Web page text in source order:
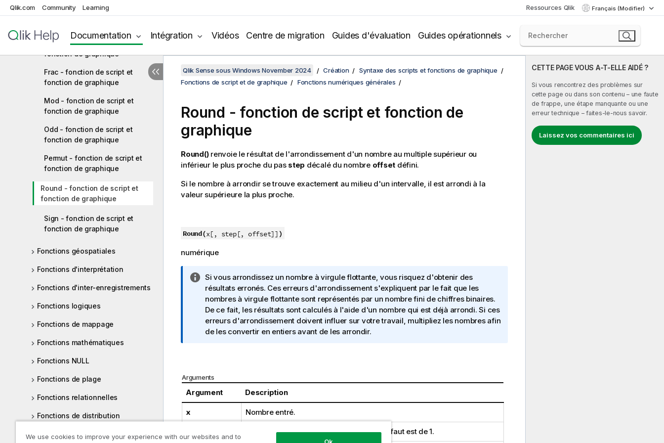
Qlik.com Community Learning Ressources Qlik Français (Modifier)
Documentation Intégration Vidéos Centre de migration Guides d'évaluation Guides opérationnels
Floor - fonction de script et
Fmod - fonction de script et
fonction de graphique
Frac - fonction de script et
fonction de graphique
Mod - fonction de script et
fonction de graphique
Odd - fonction de script et
fonction de graphique
Permut - fonction de script et
fonction de graphique
Round - fonction de script et
fonction de graphique
Sign - fonction de script et
fonction de graphique
Fonctions géospatiales
Fonctions d'interprétation
Fonctions d'inter-enregistrements
Fonctions logiques
Fonctions de mappage
Fonctions mathématiques
Fonctions NULL
Fonctions de plage
Fonctions relationnelles
Fonctions de distribution
CETTE PAGE VOUS A-T-ELLE AIDÉ ?
Si vous rencontrez des problèmes sur
cette page ou dans son contenu – une faute
de frappe, une étape manquante ou une
erreur technique – faites-le-nous savoir.
Laissez vos commentaires ici
Qlik Sense sous Windows November 2024 Création
Syntaxe des scripts et fonctions de graphique
Fonctions de script et de graphique
Fonctions numériques générales
Round - fonction de script et fonction de
graphique
Round()renvoie le résultat de l'arrondissement d'un nombre au multiple supérieur ou
inférieur le plus proche du pas step décalé du nombre offset défini.
Si le nombre à arrondir se trouve exactement au milieu d'un intervalle, il est arrondi à la
valeur supérieure la plus proche.
Round(x[, step[, offset]] )
numérique
N
o
t
e
I
n
m
a
t
o
s
Si vous arrondissez un nombre à virgule flottante, vous risquez d'obtenir des
résultats erronés. Ces erreurs d'arrondissement s'expliquent par le fait que les
nombres à virgule flottante sont représentés par un nombre fini de chiffres binaires.
De ce fait, les résultats sont calculés à l'aide d'un nombre qui est déjà arrondi. Si ces
erreurs d'arrondissement doivent influer sur votre travail, multipliez les nombres afin
de les convertir en entiers avant de les arrondir.
Arguments
Argument Description
x Nombre entré.
Incrément de l'intervalle. La valeur par défaut est de 1.
We use cookies to improve your experience with our websites and to